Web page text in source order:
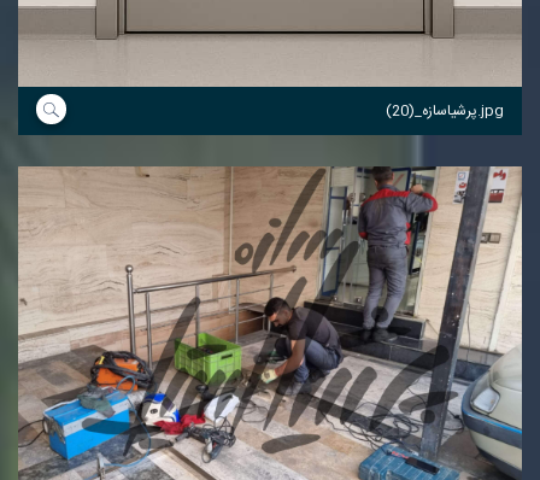
پرشیاسازه_(20).jpg